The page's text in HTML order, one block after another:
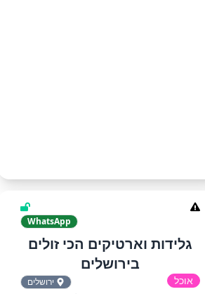
WhatsApp
גלידות וארטיקים הכי זולים
בירושלים
אוכל ירושלים